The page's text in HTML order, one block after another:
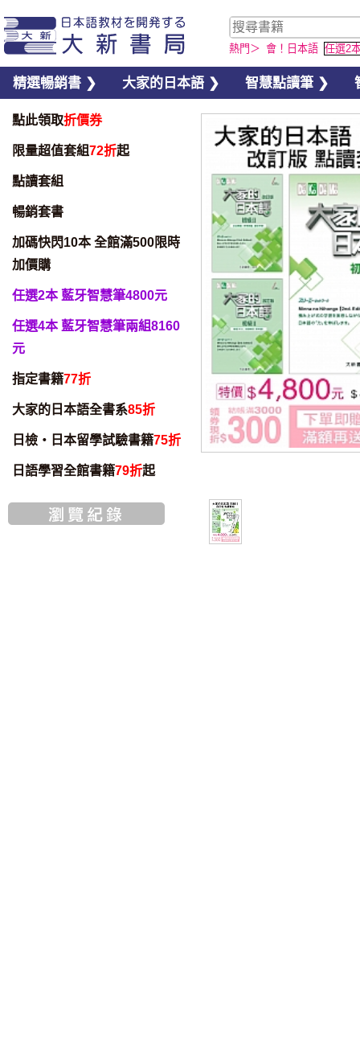
熱門＞ 會！日本語 任選2
精選暢銷書 ❯ 大家的日本語 ❯ 智慧點讀筆 ❯
點此領取折價券
限量超值套組72折起
點讀套組
暢銷套書
加碼快閃10本 全館滿500限時
加價購
任選2本 藍牙智慧筆4800元
任選4本 藍牙智慧筆兩組8160
元
指定書籍77折
大家的日本語全書系85折
日檢・日本留學試驗書籍75折
日語學習全館書籍79折起